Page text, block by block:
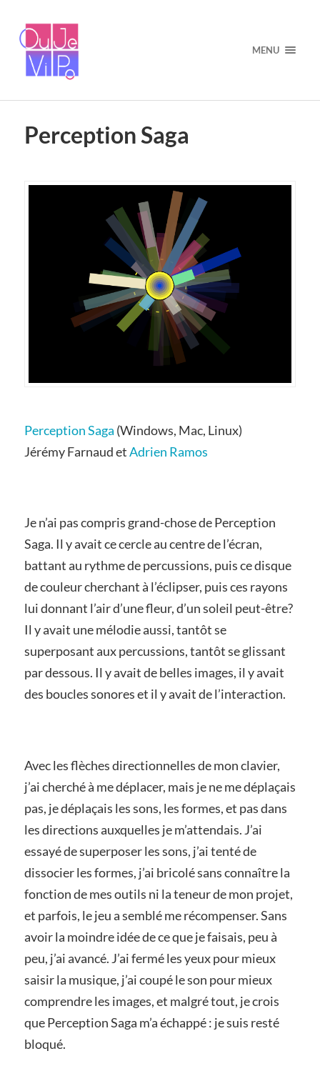
MENU
Perception Saga
Perception Saga (Windows, Mac, Linux)
Jérémy Farnaud etAdrien Ramos
Je n’ai pas compris grand-chose de Perception
Saga. Il y avait ce cercle au centre de l’écran,
battant au rythme de percussions, puis ce disque
de couleur cherchant à l’éclipser, puis ces rayons
lui donnant l’air d’une fleur, d’un soleil peut-être?
Il y avait une mélodie aussi, tantôt se
superposant aux percussions, tantôt se glissant
par dessous. Il y avait de belles images, il y avait
des boucles sonores et il y avait de l’interaction.
Avec les flèches directionnelles de mon clavier,
j’ai cherché à me déplacer, mais je ne me déplaçais
pas, je déplaçais les sons, les formes, et pas dans
les directions auxquelles je m’attendais. J’ai
essayé de superposer les sons, j’ai tenté de
dissocier les formes, j’ai bricolé sans connaître la
fonction de mes outils ni la teneur de mon projet,
et parfois, le jeu a semblé me récompenser. Sans
avoir la moindre idée de ce que je faisais, peu à
peu, j’ai avancé. J’ai fermé les yeux pour mieux
saisir la musique, j’ai coupé le son pour mieux
comprendre les images, et malgré tout, je crois
que Perception Saga m’a échappé : je suis resté
bloqué.